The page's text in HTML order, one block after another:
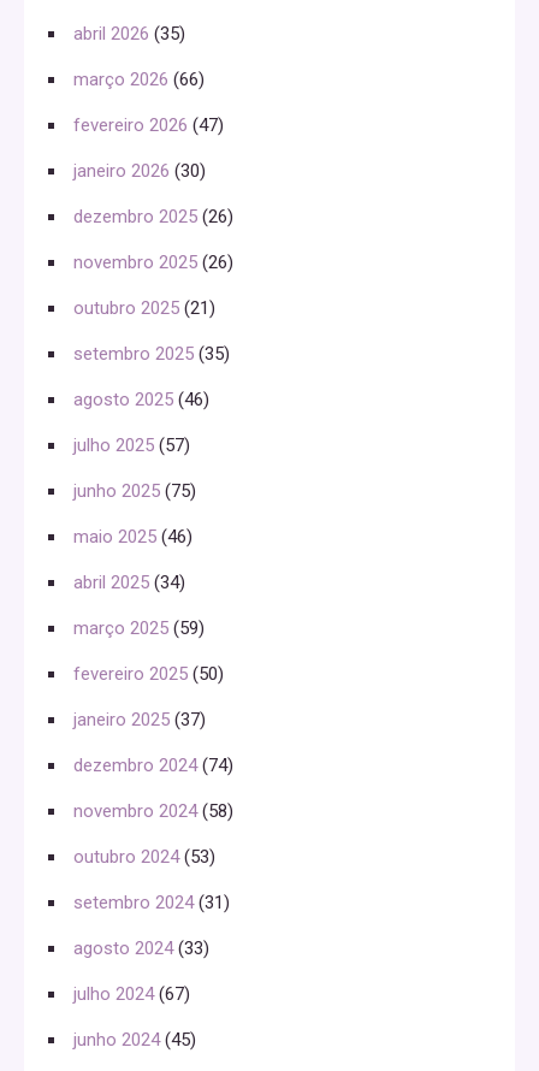
abril 2026 (35)
março 2026 (66)
fevereiro 2026 (47)
janeiro 2026 (30)
dezembro 2025 (26)
novembro 2025 (26)
outubro 2025 (21)
setembro 2025 (35)
agosto 2025 (46)
julho 2025 (57)
junho 2025 (75)
maio 2025 (46)
abril 2025 (34)
março 2025 (59)
fevereiro 2025 (50)
janeiro 2025 (37)
dezembro 2024(74)
novembro 2024(58)
outubro 2024(53)
setembro 2024(31)
agosto 2024(33)
julho 2024(67)
junho 2024(45)